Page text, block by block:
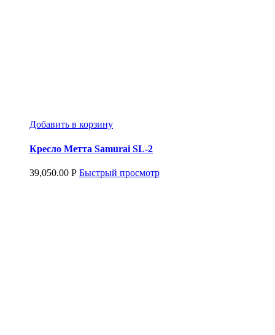
Добавить в корзину
Кресло Метта Samurai SL-2
39,050.00 Р Быстрый просмотр